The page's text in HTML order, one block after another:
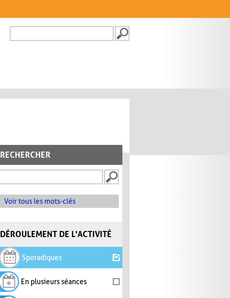
FORMULAIRE DE
RECHERCHER
Voir tous les mots-clés
DÉROULEMENT DE L'ACTIVITÉ
Sporadiques
En plusieurs séances